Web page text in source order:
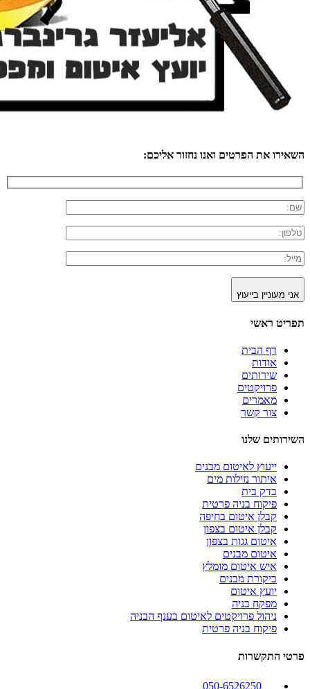
השאירו את הפרטים ואנו נחזור אליכם:
אני מעוניין בייעוץ
תפריט ראשי
דף הבית
אודות
שירותים
פרויקטים
מאמרים
צור קשר
השירותים שלנו
ייעוץ לאיטום מבנים
איתור נזילות מים
בדק בית
פיקוח בניה פרטית
קבלן איטום בחיפה
קבלן איטום בצפון
איטום גגות בצפון
איטום מבנים
איש איטום מומלץ
ביקורת מבנים
יועץ איטום
מפקח בניה
ניהול פרויקטים לאיטום בענף הבניה
פיקוח בניה פרטית
פרטי התקשרות